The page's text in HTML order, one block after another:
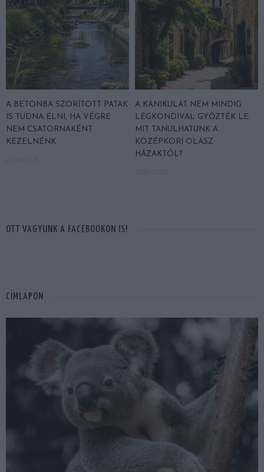
A BETONBA SZORÍTOTT PATAK
IS TUDNA ÉLNI, HA VÉGRE
NEM CSATORNAKÉNT
KEZELNÉNK
A KÁNIKULÁT NEM MINDIG
LÉGKONDIVAL GYŐZTÉK LE:
MIT TANULHATUNK A
KÖZÉPKORI OLASZ
HÁZAKTÓL?
OTT VAGYUNK A FACEBOOKON IS!
CÍMLAPON